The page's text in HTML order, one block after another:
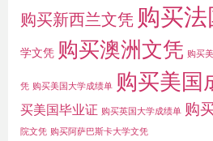
购买新西兰文凭 购买
学文凭 购买澳洲文凭 购买
凭 购买美国大学成绩单 购买美国
买美国毕业证 购买英国大学成绩单 购
院文凭 购买阿萨巴斯卡大学文凭